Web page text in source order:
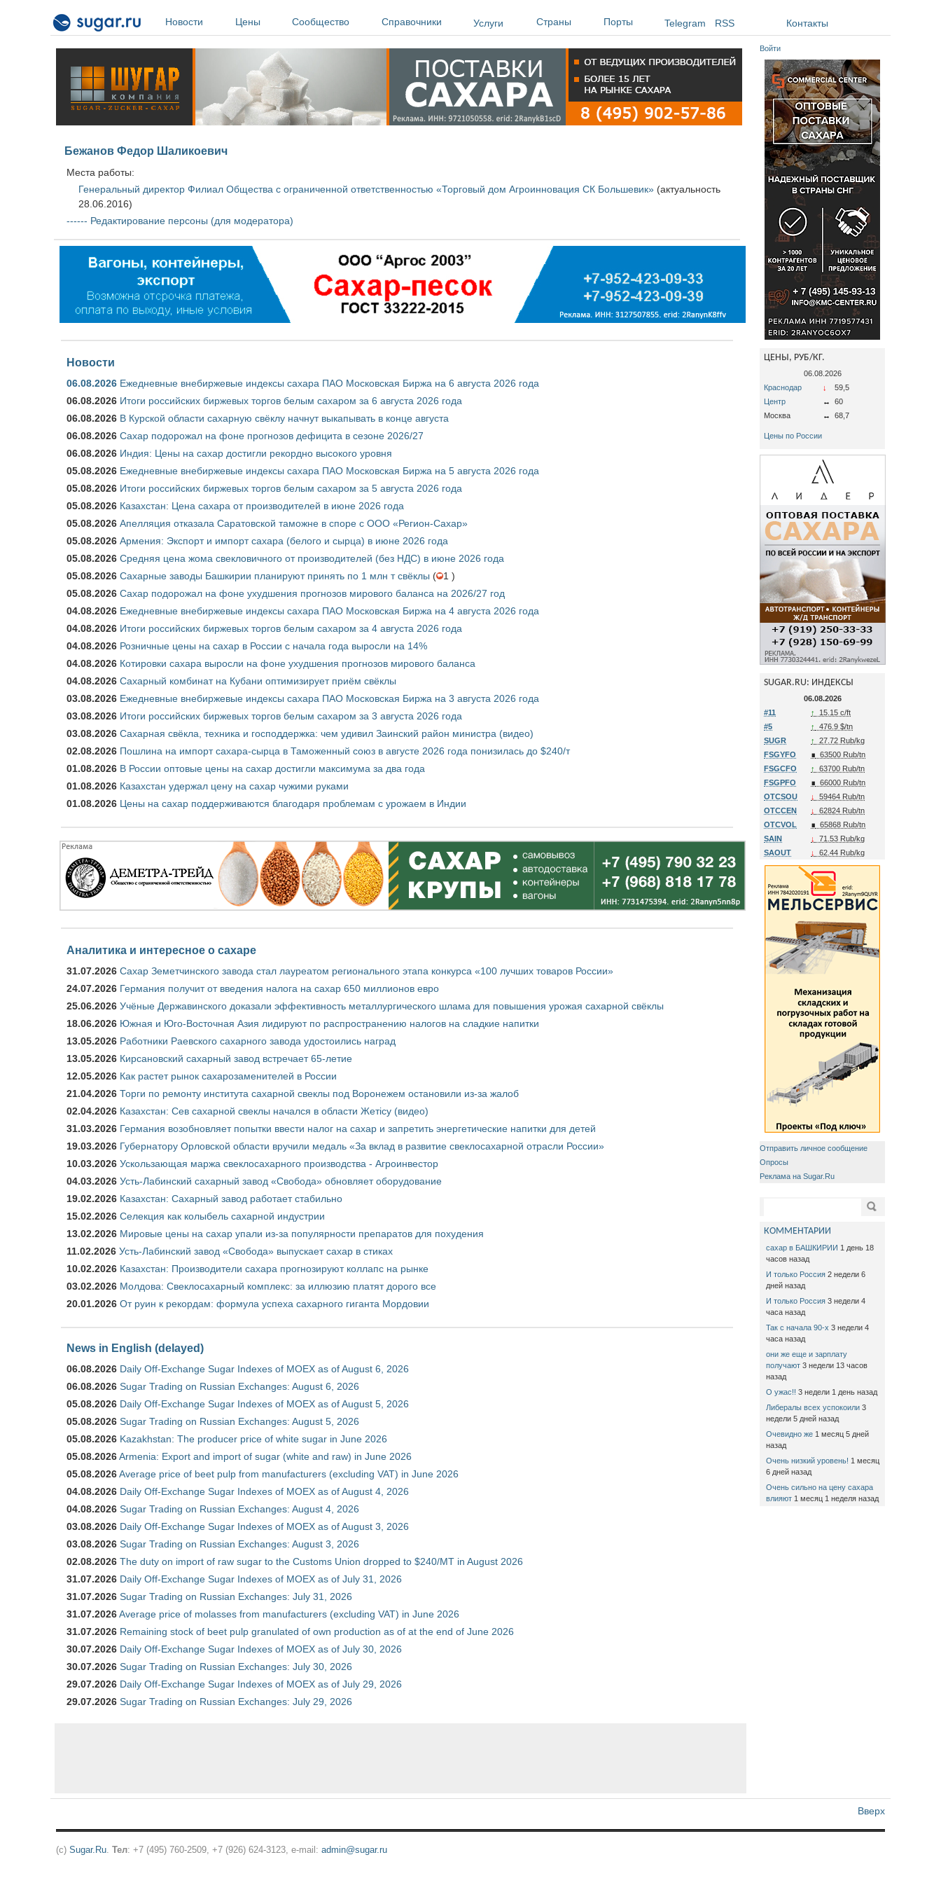
Новости
Цены Сообщество Справочники Услуги Страны Порты Telegram RSS Контакты
Бежанов Федор Шаликоевич
Места работы:
Генеральный директор Филиал Общества с ограниченной ответственностью «Торговый дом Агроинновация СК Большевик» (актуальность
28.06.2016)
------ Редактирование персоны (для модератора)
Новости
06.08.2026 Ежедневные внебиржевые индексы сахара ПАО Московская Биржа на 6 августа 2026 года
06.08.2026 Итоги российских биржевых торгов белым сахаром за 6 августа 2026 года
06.08.2026 В Курской области сахарную свёклу начнут выкапывать в конце августа
06.08.2026 Сахар подорожал на фоне прогнозов дефицита в сезоне 2026/27
06.08.2026 Индия: Цены на сахар достигли рекордно высокого уровня
05.08.2026 Ежедневные внебиржевые индексы сахара ПАО Московская Биржа на 5 августа 2026 года
05.08.2026 Итоги российских биржевых торгов белым сахаром за 5 августа 2026 года
05.08.2026 Казахстан: Цена сахара от производителей в июне 2026 года
05.08.2026 Апелляция отказала Саратовской таможне в споре с ООО «Регион-Сахар»
05.08.2026 Армения: Экспорт и импорт сахара (белого и сырца) в июне 2026 года
05.08.2026 Средняя цена жома свекловичного от производителей (без НДС) в июне 2026 года
05.08.2026 Сахарные заводы Башкирии планируют принять по 1 млн т свёклы (
1 )
05.08.2026 Сахар подорожал на фоне ухудшения прогнозов мирового баланса на 2026/27 год
04.08.2026 Ежедневные внебиржевые индексы сахара ПАО Московская Биржа на 4 августа 2026 года
04.08.2026 Итоги российских биржевых торгов белым сахаром за 4 августа 2026 года
04.08.2026 Розничные цены на сахар в России с начала года выросли на 14%
04.08.2026 Котировки сахара выросли на фоне ухудшения прогнозов мирового баланса
04.08.2026 Сахарный комбинат на Кубани оптимизирует приём свёклы
03.08.2026 Ежедневные внебиржевые индексы сахара ПАО Московская Биржа на 3 августа 2026 года
03.08.2026 Итоги российских биржевых торгов белым сахаром за 3 августа 2026 года
03.08.2026 Сахарная свёкла, техника и господдержка: чем удивил Заинский район министра (видео)
02.08.2026 Пошлина на импорт сахара-сырца в Таможенный союз в августе 2026 года понизилась до $240/т
01.08.2026 В России оптовые цены на сахар достигли максимума за два года
01.08.2026 Казахстан удержал цену на сахар чужими руками
01.08.2026 Цены на сахар поддерживаются благодаря проблемам с урожаем в Индии
Аналитика и интересное о сахаре
31.07.2026 Сахар Земетчинского завода стал лауреатом регионального этапа конкурса «100 лучших товаров России»
24.07.2026 Германия получит от введения налога на сахар 650 миллионов евро
25.06.2026 Учёные Державинского доказали эффективность металлургического шлама для повышения урожая сахарной свёклы
18.06.2026 Южная и Юго-Восточная Азия лидируют по распространению налогов на сладкие напитки
13.05.2026 Работники Раевского сахарного завода удостоились наград
13.05.2026 Кирсановский сахарный завод встречает 65-летие
12.05.2026 Как растет рынок сахарозаменителей в России
21.04.2026 Торги по ремонту института сахарной свеклы под Воронежем остановили из-за жалоб
02.04.2026 Казахстан: Сев сахарной свеклы начался в области Жетісу (видео)
31.03.2026 Германия возобновляет попытки ввести налог на сахар и запретить энергетические напитки для детей
19.03.2026 Губернатору Орловской области вручили медаль «За вклад в развитие свеклосахарной отрасли России»
10.03.2026 Ускользающая маржа свеклосахарного производства - Агроинвестор
04.03.2026 Усть-Лабинский сахарный завод «Свобода» обновляет оборудование
19.02.2026 Казахстан: Сахарный завод работает стабильно
15.02.2026 Селекция как колыбель сахарной индустрии
13.02.2026 Мировые цены на сахар упали из-за популярности препаратов для похудения
11.02.2026 Усть-Лабинский завод «Свобода» выпускает сахар в стиках
10.02.2026 Казахстан: Производители сахара прогнозируют коллапс на рынке
03.02.2026 Молдова: Свеклосахарный комплекс: за иллюзию платят дорого все
20.01.2026 От руин к рекордам: формула успеха сахарного гиганта Мордовии
News in English (delayed)
06.08.2026 Daily Off-Exchange Sugar Indexes of MOEX as of August 6, 2026
06.08.2026 Sugar Trading on Russian Exchanges: August 6, 2026
05.08.2026 Daily Off-Exchange Sugar Indexes of MOEX as of August 5, 2026
05.08.2026 Sugar Trading on Russian Exchanges: August 5, 2026
05.08.2026 Kazakhstan: The producer price of white sugar in June 2026
05.08.2026Armenia: Export and import of sugar (white and raw) in June 2026
05.08.2026Average price of beet pulp from manufacturers (excluding VAT) in June 2026
04.08.2026 Daily Off-Exchange Sugar Indexes of MOEX as of August 4, 2026
04.08.2026 Sugar Trading on Russian Exchanges: August 4, 2026
03.08.2026 Daily Off-Exchange Sugar Indexes of MOEX as of August 3, 2026
03.08.2026 Sugar Trading on Russian Exchanges: August 3, 2026
02.08.2026 The duty on import of raw sugar to the Customs Union dropped to $240/MT in August 2026
31.07.2026 Daily Off-Exchange Sugar Indexes of MOEX as of July 31, 2026
31.07.2026 Sugar Trading on Russian Exchanges: July 31, 2026
31.07.2026Average price of molasses from manufacturers (excluding VAT) in June 2026
31.07.2026 Remaining stock of beet pulp granulated of own production as of at the end of June 2026
30.07.2026 Daily Off-Exchange Sugar Indexes of MOEX as of July 30, 2026
30.07.2026 Sugar Trading on Russian Exchanges: July 30, 2026
29.07.2026 Daily Off-Exchange Sugar Indexes of MOEX as of July 29, 2026
29.07.2026 Sugar Trading on Russian Exchanges: July 29, 2026
Войти
ЦЕНЫ, РУБ/КГ.
06.08.2026
Краснодар
↓
59,5
Центр
↔
60
Москва
↔ 68,7
Цены по России
SUGAR.RU: ИНДЕКСЫ
06.08.2026
#11
↑
15.15 c/ft
#5
↑
476.9 $/tn
SUGR
↑
27.72 Rub/kg
FSGYFO
∎ 63500 Rub/tn
FSGCFO
↑
63700 Rub/tn
FSGPFO
∎ 66000 Rub/tn
OTCSOU
↓
59464 Rub/tn
OTCCEN
↓
62824 Rub/tn
OTCVOL
∎ 65868 Rub/tn
SAIN
↓
71.53 Rub/kg
SAOUT
↓ 62.44 Rub/kg
Отправить личное сообщение
Опросы
Реклама на Sugar.Ru
Поиск
КОММЕНТАРИИ
сахар в БАШКИРИИ 1 день 18
часов назад
И только Россия 2 недели 6
дней назад
И только Россия 3 недели 4
часа назад
Так с начала 90-х 3 недели 4
часа назад
они же еще и зарплату
получают 3 недели 13 часов
назад
О ужас!! 3 недели 1 день назад
Либералы всех успокоили 3
недели 5 дней назад
Очевидно же 1 месяц 5 дней
назад
Очень низкий уровень! 1 месяц
6 дней назад
Очень сильно на цену сахара
влияют 1 месяц 1 неделя назад
Вверх
(c) Sugar.Ru. Тел: +7 (495) 760-2509, +7 (926) 624-3123, e-mail: admin@sugar.ru